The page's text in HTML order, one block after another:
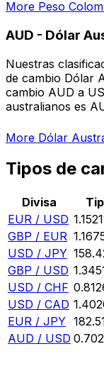
More Peso
AUD - Dólar
Nuestras
de cambio Dólar
cambio AUD a
australianos es
More Dólar
Tipos de
Divisa
EUR / USD
GBP / EUR
USD / JPY
GBP / USD
USD / CHF
USD / CAD
EUR / JPY
AUD / USD